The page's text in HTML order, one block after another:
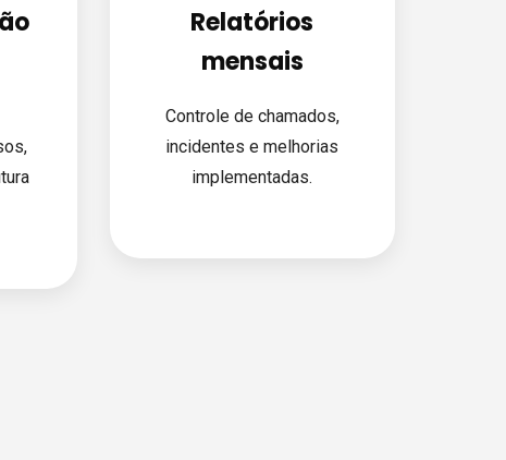
Relatórios
mensais
Controle de chamados,
incidentes e melhorias
implementadas.